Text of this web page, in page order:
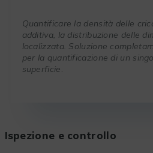
Quantificare la densità delle
additiva, la distribuzione delle
localizzata. Soluzione
per la quantificazione di un
superficie.
Ispezione e controllo